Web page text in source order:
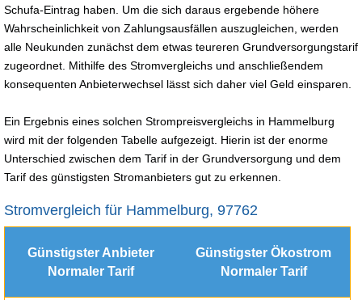
Schufa-Eintrag haben. Um die sich daraus ergebende höhere
Wahrscheinlichkeit von Zahlungsausfällen auszugleichen, werden
alle Neukunden zunächst dem etwas teureren Grundversorgungstarif
zugeordnet. Mithilfe des Stromvergleichs und anschließendem
konsequenten Anbieterwechsel lässt sich daher viel Geld einsparen.
Ein Ergebnis eines solchen Strompreisvergleichs in Hammelburg
wird mit der folgenden Tabelle aufgezeigt. Hierin ist der enorme
Unterschied zwischen dem Tarif in der Grundversorgung und dem
Tarif des günstigsten Stromanbieters gut zu erkennen.
Stromvergleich für Hammelburg, 97762
Günstigster Anbieter
Normaler Tarif
Günstigster Ökostrom
Normaler Tarif